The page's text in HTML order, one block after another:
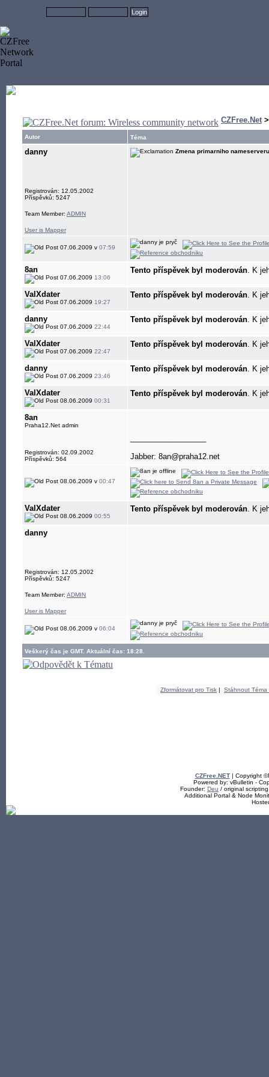
CZFree.Net
Autor Téma
danny
Registrován: 12.05.2002
Příspěvků: 5247
Team Member: ADMIN
User is Mapper
Zmena primarniho
07.06.2009 v 07:59
8an
07.06.2009 13:06
Tento příspěvek byl moderován. K
ValXdater
07.06.2009 19:27
Tento příspěvek byl moderován. K
danny
07.06.2009 22:44
Tento příspěvek byl moderován. K
ValXdater
07.06.2009 22:47
Tento příspěvek byl moderován. K
danny
07.06.2009 23:46
Tento příspěvek byl moderován. K
ValXdater
08.06.2009 00:31
Tento příspěvek byl moderován. K
8an
Praha12.Net admin
Registrován: 02.09.2002
Příspěvků: 564
Jabber: 8an@praha12.net
08.06.2009 v 00:47
ValXdater
08.06.2009 00:55
Tento příspěvek byl moderován. K
danny
Registrován: 12.05.2002
Příspěvků: 5247
Team Member: ADMIN
User is Mapper
08.06.2009 v 06:04
Veškerý čas je GMT. Aktuální čas: 18:28.
Zformátovat pro Tisk | Stáhnout Téma
CZFree.NET| Copyright
Powered by: vBulletin -
Founder: Deu / original
Additional Portal & Node